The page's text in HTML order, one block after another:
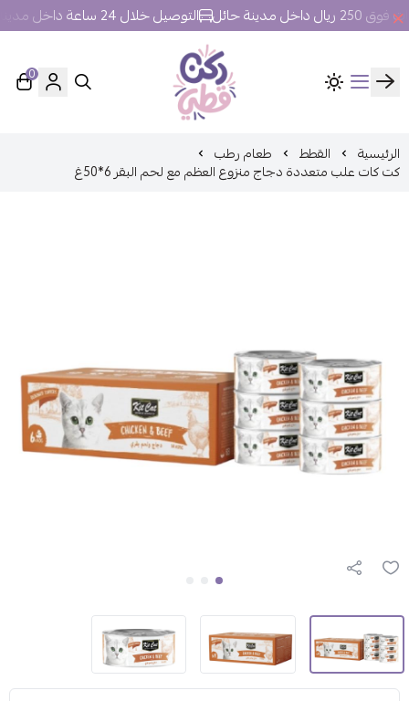
مدينة حائل التوصيل خلال 24 ساعة داخل مدينة حائل.
ركن قطي
0
الرئيسية القطط طعام رطب
كت كات علب متعددة دجاج منزوع العظم مع لحم البقر 6*50غ